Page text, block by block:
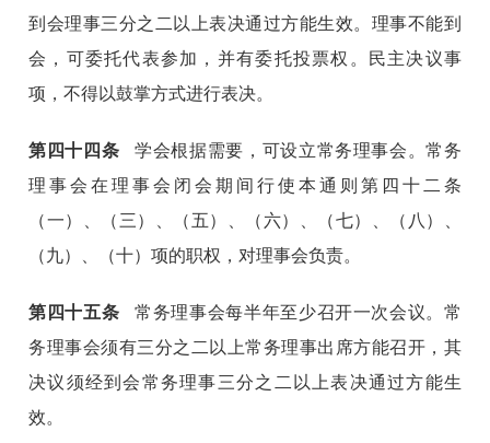
到会理事三分之二以上表决通过方能生效。理事不能到
会，可委托代表参加，并有委托投票权。民主决议事
项，不得以鼓掌方式进行表决。
第 四十四条 学会根据需要，可设立常务理事会。常务
理事会在理事会闭会期间行使本通则第四十二条
（一）、（三）、（五）、（六）、（七）、（八）、
（九）、（十）项的职权，对理事会负责。
第 四十五条 常务理事会每半年至少召开一次会议。常
务理事会须有三分之二以上常务理事出席方能召开，其
决议须经到会常务理事三分之二以上表决通过方能生
效。